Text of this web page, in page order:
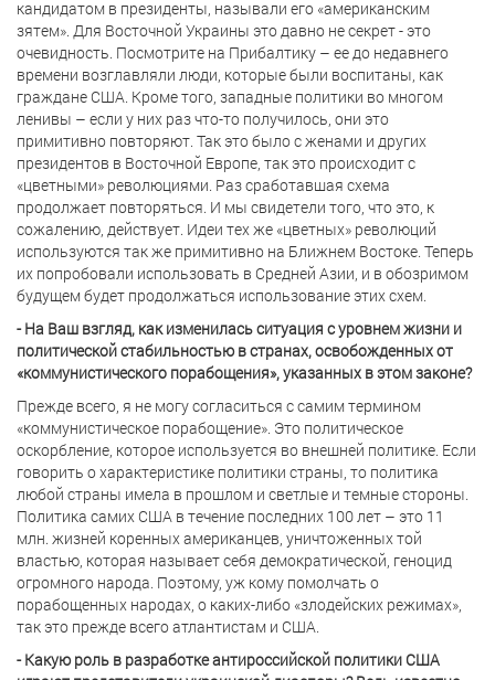
кандидатом в президенты, называли его «американским
зятем». Для Восточной Украины это давно не секрет - это
очевидность. Посмотрите на Прибалтику – ее до недавнего
времени возглавляли люди, которые были воспитаны, как
граждане США. Кроме того, западные политики во многом
ленивы – если у них раз что-то получилось, они это
примитивно повторяют. Так это было с женами и других
президентов в Восточной Европе, так это происходит с
«цветными» революциями. Раз сработавшая схема
продолжает повторяться. И мы свидетели того, что это, к
сожалению, действует. Идеи тех же «цветных» революций
используются так же примитивно на Ближнем Востоке. Теперь
их попробовали использовать в Средней Азии, и в обозримом
будущем будет продолжаться использование этих схем.
- На Ваш взгляд, как изменилась ситуация с уровнем жизни и
политической стабильностью в странах, освобожденных от
«коммунистического порабощения», указанных в этом законе?
Прежде всего, я не могу согласиться с самим термином
«коммунистическое порабощение». Это политическое
оскорбление, которое используется во внешней политике. Если
говорить о характеристике политики страны, то политика
любой страны имела в прошлом и светлые и темные стороны.
Политика самих США в течение последних 100 лет – это 11
млн. жизней коренных американцев, уничтоженных той
властью, которая называет себя демократической, геноцид
огромного народа. Поэтому, уж кому помолчать о
порабощенных народах, о каких-либо «злодейских режимах»,
так это прежде всего атлантистам и США.
- Какую роль в разработке антироссийской политики США